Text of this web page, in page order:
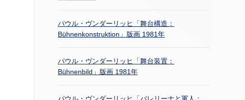
パウル・ヴンダーリッヒ「舞台構造：
Bühnenkonstruktion」版画 1981年
パウル・ヴンダーリッヒ「舞台装置：
Bühnenbild」版画 1981年